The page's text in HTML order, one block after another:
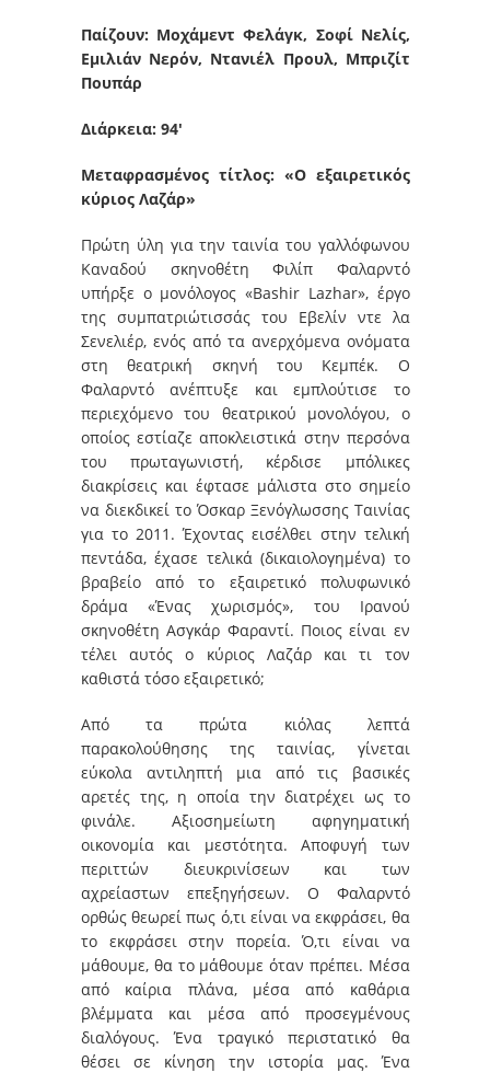
Παίζουν: Μοχάμεντ Φελάγκ, Σοφί Νελίς,
Εμιλιάν Νερόν, Ντανιέλ Προυλ, Μπριζίτ
Πουπάρ
Διάρκεια: 94′
Μεταφρασμένος τίτλος: «Ο εξαιρετικός
κύριος Λαζάρ»
Πρώτη ύλη για την ταινία του γαλλόφωνου
Καναδού σκηνοθέτη Φιλίπ Φαλαρντό
υπήρξε ο μονόλογος «Bashir Lazhar», έργο
της συμπατριώτισσάς του Εβελίν ντε λα
Σενελιέρ, ενός από τα ανερχόμενα ονόματα
στη θεατρική σκηνή του Κεμπέκ. Ο
Φαλαρντό ανέπτυξε και εμπλούτισε το
περιεχόμενο του θεατρικού μονολόγου, ο
οποίος εστίαζε αποκλειστικά στην περσόνα
του πρωταγωνιστή, κέρδισε μπόλικες
διακρίσεις και έφτασε μάλιστα στο σημείο
να διεκδικεί το Όσκαρ Ξενόγλωσσης Ταινίας
για το 2011. Έχοντας εισέλθει στην τελική
πεντάδα, έχασε τελικά (δικαιολογημένα) το
βραβείο από το εξαιρετικό πολυφωνικό
δράμα «Ένας χωρισμός», του Ιρανού
σκηνοθέτη Ασγκάρ Φαραντί. Ποιος είναι εν
τέλει αυτός ο κύριος Λαζάρ και τι τον
καθιστά τόσο εξαιρετικό;
Από τα πρώτα κιόλας λεπτά
παρακολούθησης της ταινίας, γίνεται
εύκολα αντιληπτή μια από τις βασικές
αρετές της, η οποία την διατρέχει ως το
φινάλε. Αξιοσημείωτη αφηγηματική
οικονομία και μεστότητα. Αποφυγή των
περιττών διευκρινίσεων και των
αχρείαστων επεξηγήσεων. Ο Φαλαρντό
ορθώς θεωρεί πως ό,τι είναι να εκφράσει, θα
το εκφράσει στην πορεία. Ό,τι είναι να
μάθουμε, θα το μάθουμε όταν πρέπει. Μέσα
από καίρια πλάνα, μέσα από καθάρια
βλέμματα και μέσα από προσεγμένους
διαλόγους. Ένα τραγικό περιστατικό θα
θέσει σε κίνηση την ιστορία μας. Ένα